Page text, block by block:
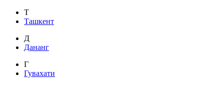
Т
Ташкент
Д
Дананг
Г
Гувахати